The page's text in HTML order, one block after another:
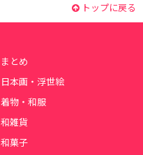
トップに戻る
まとめ
日本画・浮世絵
着物・和服
和雑貨
和菓子